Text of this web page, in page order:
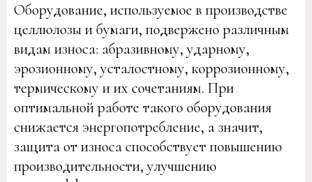
Оборудование, используемое в производстве
целлюлозы и бумаги, подвержено различным
видам износа: абразивному, ударному,
эрозионному, усталостному, коррозионному,
термическому и их сочетаниям. При
оптимальной работе такого оборудования
снижается энергопотребление, а значит,
защита от износа способствует повышению
производительности, улучшению